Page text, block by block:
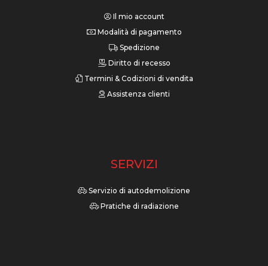
Il mio account
Modalità di pagamento
Spedizione
Diritto di recesso
Termini & Codizioni di vendita
Assistenza clienti
SERVIZI
Servizio di autodemolizione
Pratiche di radiazione